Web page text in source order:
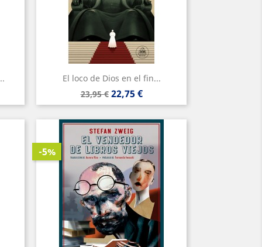
El loco de Dios en el fin...
Precio
base
23,95 € Precio
22,75 €
-5%